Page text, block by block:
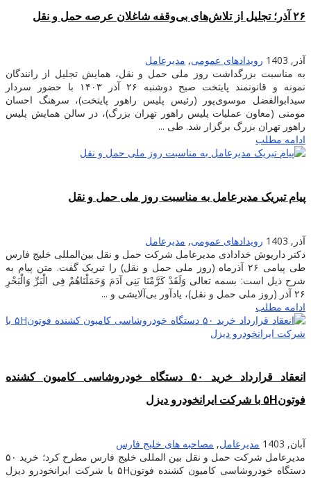
۲۶ آذر؛ تجلیل از تلاش‌های بی‌وقفه شاغلان عرصه حمل و نقل
آذر, 1403 رویدادهای عمومی, مدیرعامل
به مناسبت بزرگداشت روز ملی حمل و نقل، همایش تجلیل از رانندگان
نمونه و قانونمند پایتخت صبح دوشنبه ۲۶ آذر ۱۴۰۳ با حضور سردار
سیدابوالفضل موسوی‌پور (رئیس پلیس راهور پایتخت)، سرهنگ احسان
مومنی (معاون عملیات پلیس راهور تهران بزرگ)، در سالن همایش پلیس
راهور تهران بزرگ برگزار شد. طی ...
ادامه مطلب
پیام تبریک مدیرعامل به مناسبت روز ملی حمل و نقل
آذر, 1403 رویدادهای عمومی, مدیرعامل
دکتر داریوش خدادادی مدیرعامل شرکت حمل و نقل بین‌المللی خلیج فارس
طی پیامی ۲۶ آذرماه (روز ملی حمل و نقل) را تبریک گفت. متن پیام به
شرح ذیل است: بسمه تعالی وَلَقَدْ کَرَّمْنَا بَنِی آدَمَ وَحَمَلْنَاهُمْ فِی الْبَرِّ وَالْبَحْرِ
۲۶ آذر (روز ملی حمل و نقل)، یادآور بی‌آلایشی و ...
ادامه مطلب
انعقاد قرارداد خرید ۵۰ دستگاه خودروشاسی کامیون کشنده
فوتون۵H با شرکت ایرانخودرو دیزل
آبان, 1403 مدیرعامل, مصاحبه های خلیج فارس
مدیرعامل شرکت حمل و نقل بین المللی خلیج فارس مطرح کرد؛ خرید ۵۰
دستگاه خودروشاسی کامیون کشنده فوتون۵H با شرکت ایرانخودرو دیزل